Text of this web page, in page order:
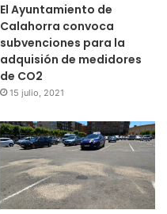
El Ayuntamiento de
Calahorra convoca
subvenciones para la
adquisión de medidores
de CO2
15 julio, 2021